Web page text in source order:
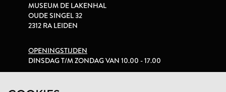
MUSEUM DE LAKENHAL
OUDE SINGEL 32
2312 RA LEIDEN
OPENINGSTIJDEN
DINSDAG T/M ZONDAG VAN 10.00 - 17.00